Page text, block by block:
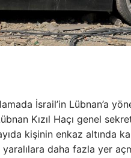
İsrail’in Lübnan’a
Kızıl Haçı genel
kişinin enkaz altında
daha fazla yer